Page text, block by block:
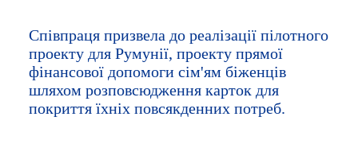
Співпраця призвела до реалізації пілотного
проекту для Румунії, проекту прямої
фінансової допомоги сім'ям біженців
шляхом розповсюдження карток для
покриття їхніх повсякденних потреб.